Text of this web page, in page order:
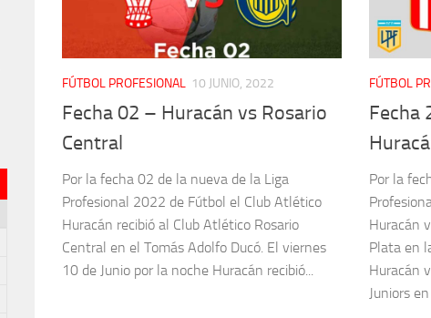
FÚTBOL PROFESIONAL 10 JUNIO, 2022
Fecha 02 – Huracán vs Rosario
Central
Por la fecha 02 de la nueva de la Liga
Profesional 2022 de Fútbol el Club Atlético
Huracán recibió al Club Atlético Rosario
Central en el Tomás Adolfo Ducó. El viernes
10 de Junio por la noche Huracán recibió...
FÚTBOL
Fecha
Por la
Huracán
Plata en
Huracán
Juniors en